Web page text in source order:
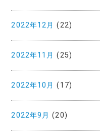
2022年12月 (22)
2022年11月 (25)
2022年10月 (17)
2022年9月 (20)